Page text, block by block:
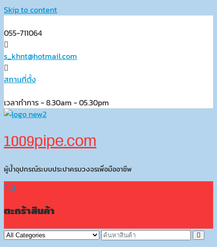
Skip to content
055-711064
s_khnt@hotmail.com
สถานที่ตั้ง
เวลาทำการ - 8.30am - 05.30pm
1009pipe.com
ผู้น้ำอุปกรณ์ระบบประปาครบวงจรเพื่อมืออาชีพ
0
ตะกร้าสินค้า